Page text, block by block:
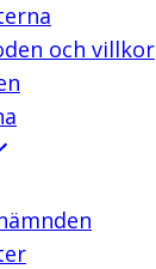
och villkor